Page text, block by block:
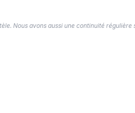
Nous avons aussi une continuité régulière